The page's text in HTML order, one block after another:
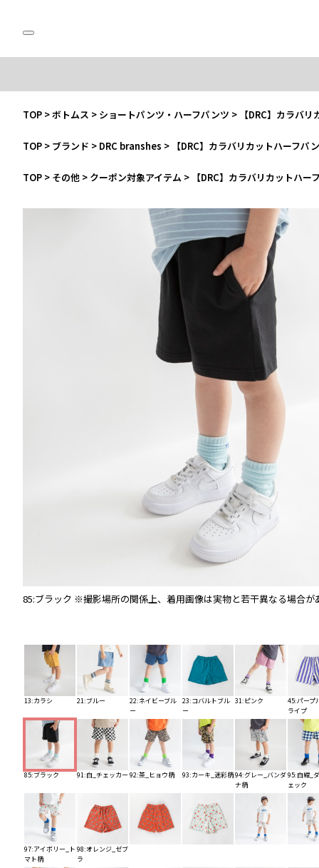
TOP >ボトムス > ショートパンツ・ハーフパンツ > 【DRC】カラバ
TOP > ブランド > DRC branshes > 【DRC】カラバリカットハーフパ
TOP > その他 > クーポン対象アイテム > 【DRC】カラバリカットハー
85:ブラック ※撮影場所の関係上、着用画像は実物と若干異なる場合が
13:カラシ 21:ブルー
22:ネイビーブル
ー
23:コバルトブル
ー
31:ピンク
45:パープ
ライプ
85:ブラック 91:白_チェッカー 92:茶_ヒョウ柄 93:カーキ_迷彩柄94:グレー_バンダ
ナ柄
95:白紺_
ェック
97:アイボリー_ト
マト柄
98:オレンジ_ゼブ
ラ